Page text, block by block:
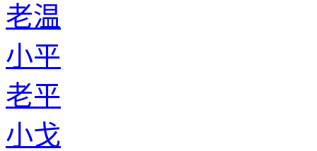
老温
小平
老平
小戈